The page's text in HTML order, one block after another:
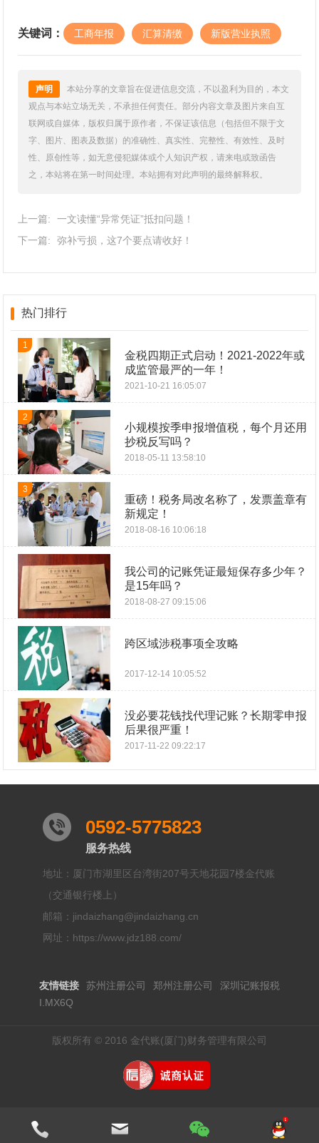
关键词： 工商年报 汇算清缴 新版营业执照
声明
本站分享的文章旨在促进信息交流，不以盈利为目的，本文
观点与本站立场无关，不承担任何责任。部分内容文章及图片来自互
联网或自媒体，版权归属于原作者，不保证该信息（包括但不限于文
字、图片、图表及数据）的准确性、真实性、完整性、有效性、及时
性、原创性等，如无意侵犯媒体或个人知识产权，请来电或致函告
之，本站将在第一时间处理。本站拥有对此声明的最终解释权。
上一篇:
一文读懂“异常凭证”抵扣问题！
下一篇:
弥补亏损，这7个要点请收好！
热门排行
1
金税四期正式启动！2021-2022年或
成监管最严的一年！
2021-10-21 16:05:07
2
小规模按季申报增值税，每个月还用
抄税反写吗？
2018-05-11 13:58:10
3
重磅！税务局改名称了，发票盖章有
新规定！
2018-08-16 10:06:18
我公司的记账凭证最短保存多少年？
是15年吗？
2018-08-27 09:15:06
跨区域涉税事项全攻略
2017-12-14 10:05:52
没必要花钱找代理记账？长期零申报
后果很严重！
2017-11-22 09:22:17
0592-5775823
服务热线
地址：厦门市湖里区台湾街207号天地花园7楼金代账
（交通银行楼上）
邮箱：jindaizhang@jindaizhang.cn
网址：https://www.jdz188.com/
友情链接 苏州注册公司 郑州注册公司
深圳记账报税
I.MX6Q
版权所有 © 2016 金代账(厦门)财务管理有限公司